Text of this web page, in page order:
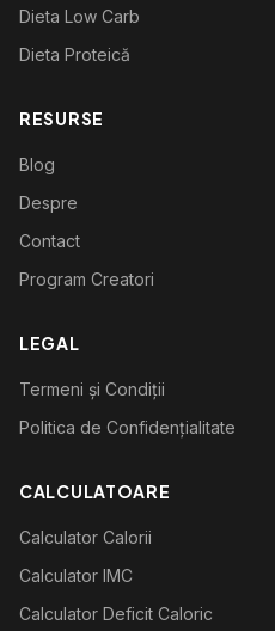
Dieta Low Carb
Dieta Proteică
RESURSE
Blog
Despre
Contact
Program Creatori
LEGAL
Termeni și Condiții
Politica de Confidențialitate
CALCULATOARE
Calculator Calorii
Calculator IMC
Calculator Deficit Caloric